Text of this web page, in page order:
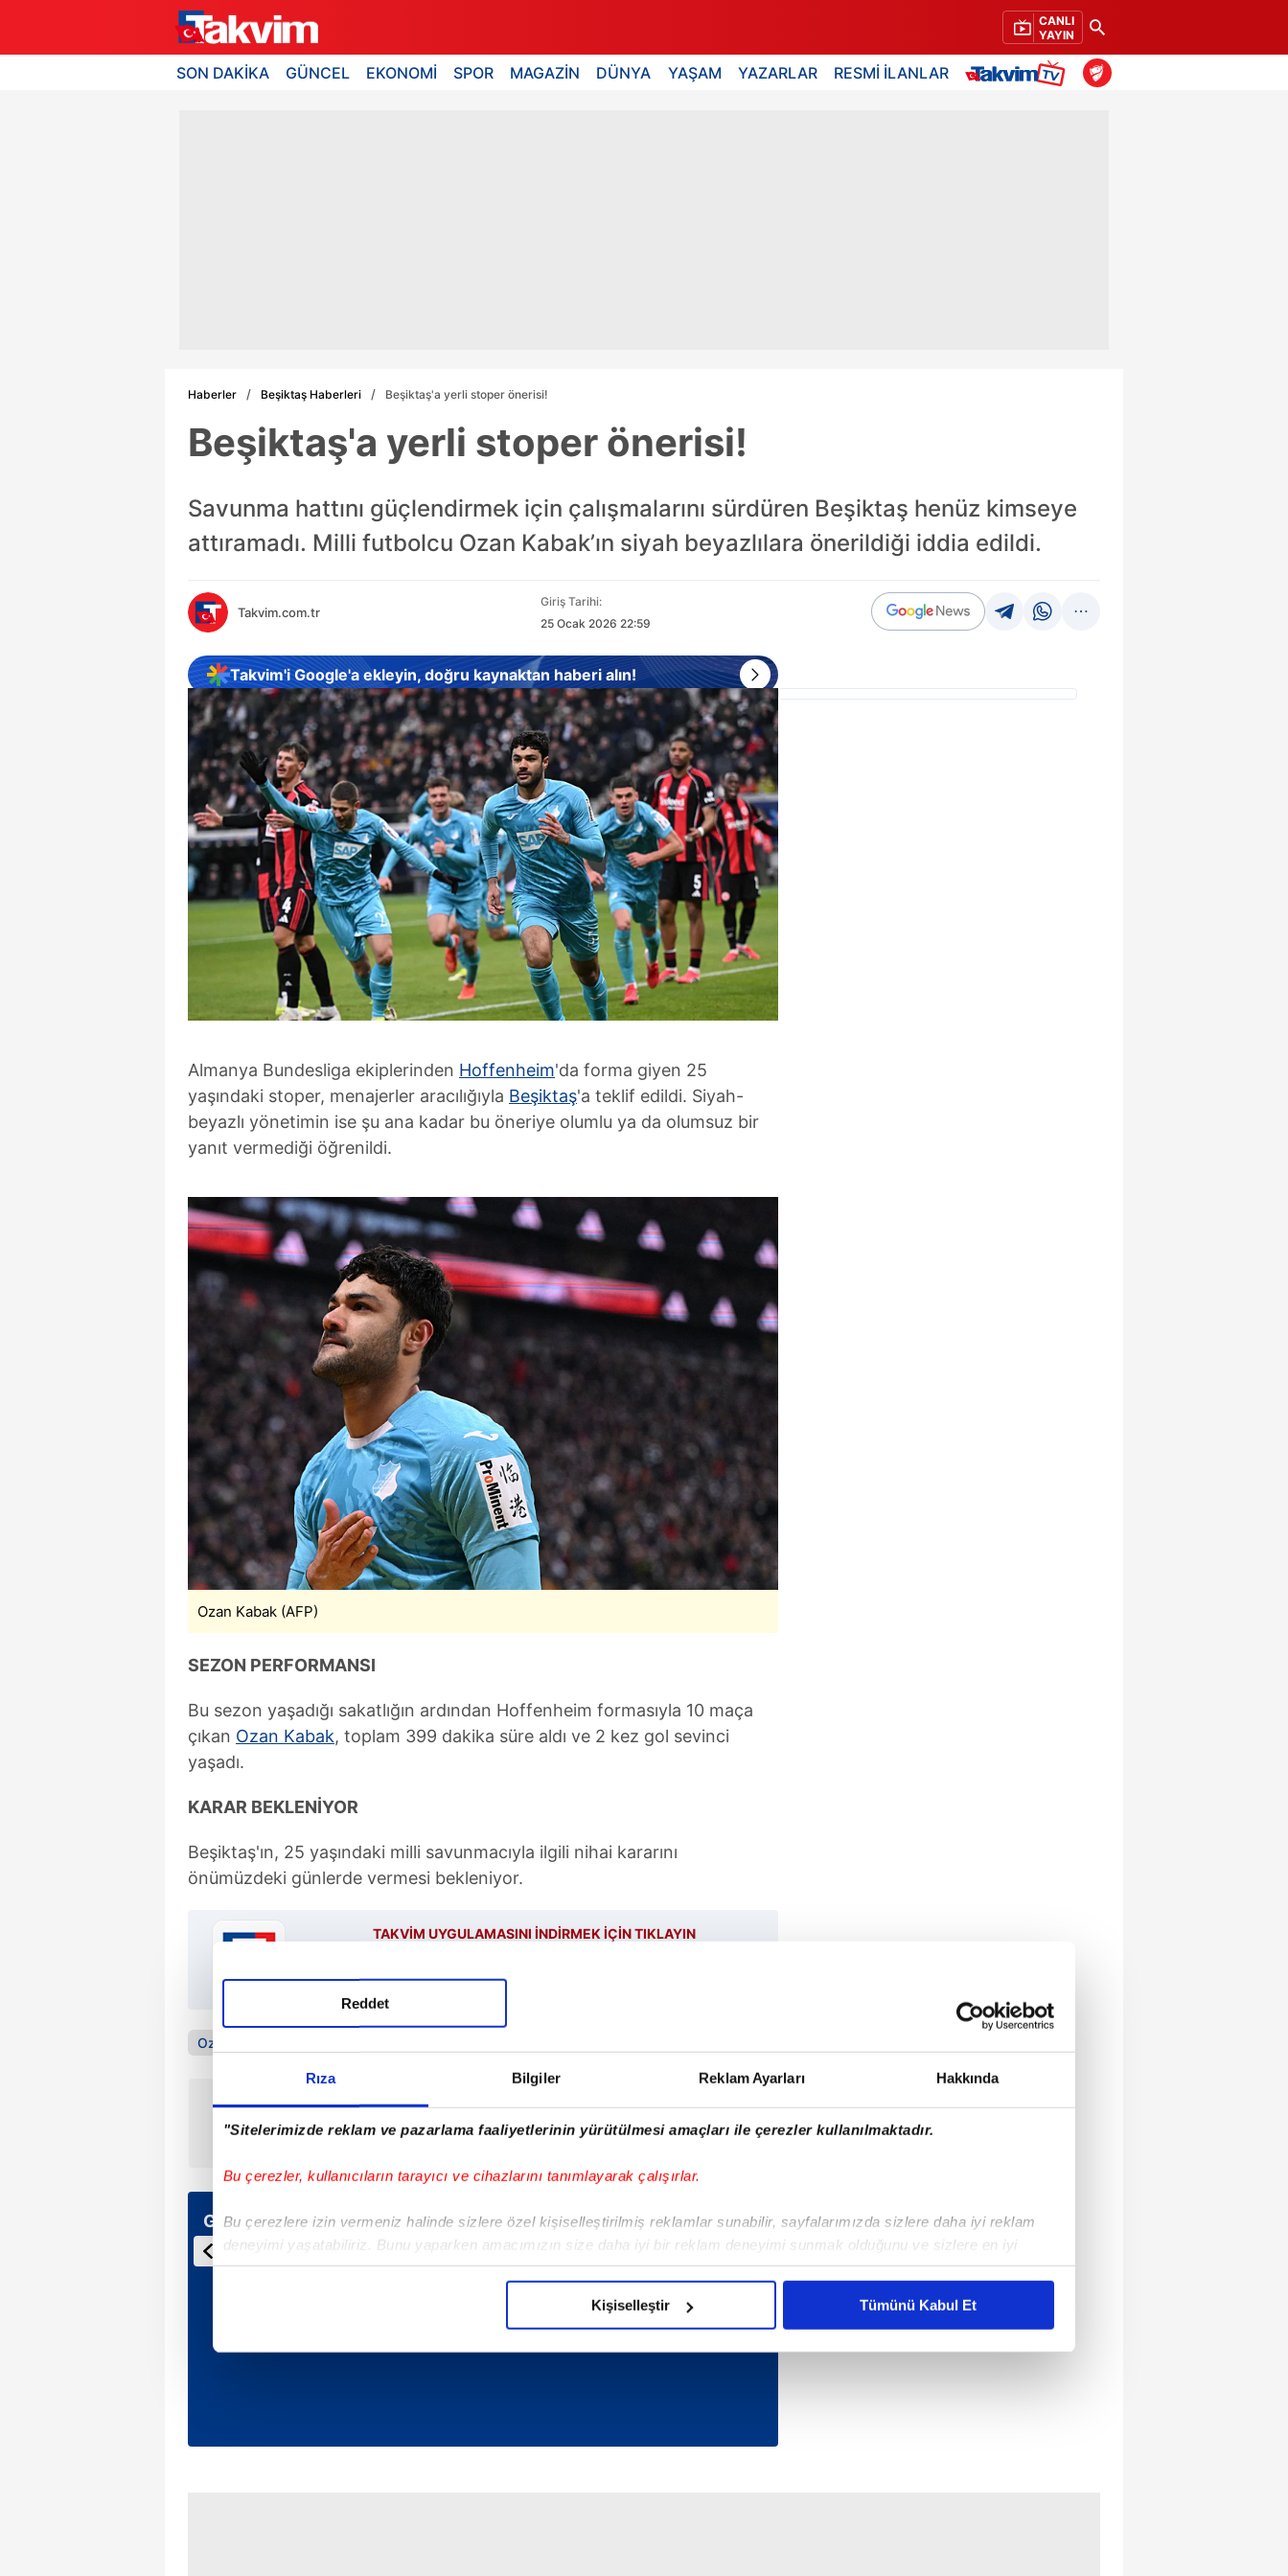
Rıza Bilgiler Reklam Ayarları Hakkında
"Sitelerimizde reklam ve pazarlama faaliyetlerinin yürütülmesi amaçları ile çerezler kullanılmaktadır.
Bu çerezler, kullanıcıların tarayıcı ve cihazlarını tanımlayarak çalışırlar.
Bu çerezlere izin vermeniz halinde sizlere özel kişiselleştirilmiş reklamlar sunabilir, sayfalarımızda sizlere daha iyi reklam
deneyimi yaşatabiliriz. Bunu yaparken amacımızın size daha iyi bir reklam deneyimi sunmak olduğunu ve sizlere en iyi
içerikleri sunabilmek adına elimizden gelen çabayı gösterdiğimizi ve bu noktada, reklamların maliyetlerimizi karşılamak
reklam/pazarlama faaliyetlerinin yapılması, amaçlarıyla sınırlı olarak açık rızanız dahilinde kullanılacaktır.
Reddet
Kişiselleştir Tümünü Kabul Et
CANLI
YAYIN
SON DAKİKA GÜNCEL EKONOMİ SPOR MAGAZİN DÜNYA YAŞAM YAZARLAR RESMİ İLANLAR
Haberler Beşiktaş Haberleri Beşiktaş'a yerli stoper önerisi!
Beşiktaş'a yerli stoper önerisi!
Savunma hattını güçlendirmek için çalışmalarını sürdüren Beşiktaş henüz kimseye
attıramadı. Milli futbolcu Ozan Kabak’ın siyah beyazlılara önerildiği iddia edildi.
Takvim.com.tr
Giriş Tarihi:
25 Ocak 2026 22:59
Takvim'i Google'a ekleyin, doğru kaynaktan haberi alın!
Almanya Bundesliga ekiplerinden Hoffenheim'da forma giyen 25
yaşındaki stoper, menajerler aracılığıyla Beşiktaş'a teklif edildi. Siyah-
beyazlı yönetimin ise şu ana kadar bu öneriye olumlu ya da olumsuz bir
yanıt vermediği öğrenildi.
Ozan Kabak (AFP)
SEZON PERFORMANSI
Bu sezon yaşadığı sakatlığın ardından Hoffenheim formasıyla 10 maça
çıkan Ozan Kabak, toplam 399 dakika süre aldı ve 2 kez gol sevinci
yaşadı.
KARAR BEKLENİYOR
Beşiktaş'ın, 25 yaşındaki milli savunmacıyla ilgili nihai kararını
önümüzdeki günlerde vermesi bekleniyor.
TAKVİM UYGULAMASINI İNDİRMEK İÇİN TIKLAYIN
Ozan Kabak
Beşiktaş Yasin Özcan için Aston
Villa ile anlaştı
ÖNCEKİ HABER
Beşiktaş'tan Ozan Kabak
sürprizi!
Günün Manşetleri Tüm Manşetler